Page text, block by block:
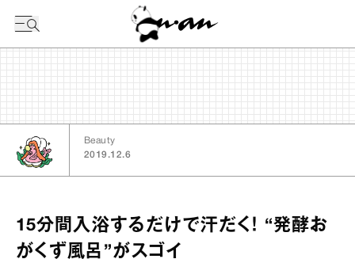
Beauty
2019.12.6
15分間入浴するだけで汗だく！ “発酵お
がくず風呂”がスゴイ